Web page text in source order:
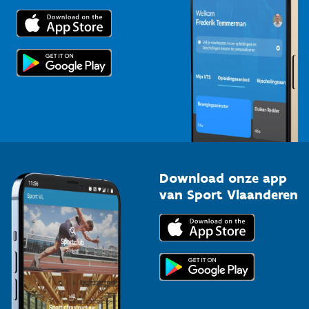
Trainers en begeleiders
Topsporters
Voor de pers
Download onze app
van Sport Vlaanderen